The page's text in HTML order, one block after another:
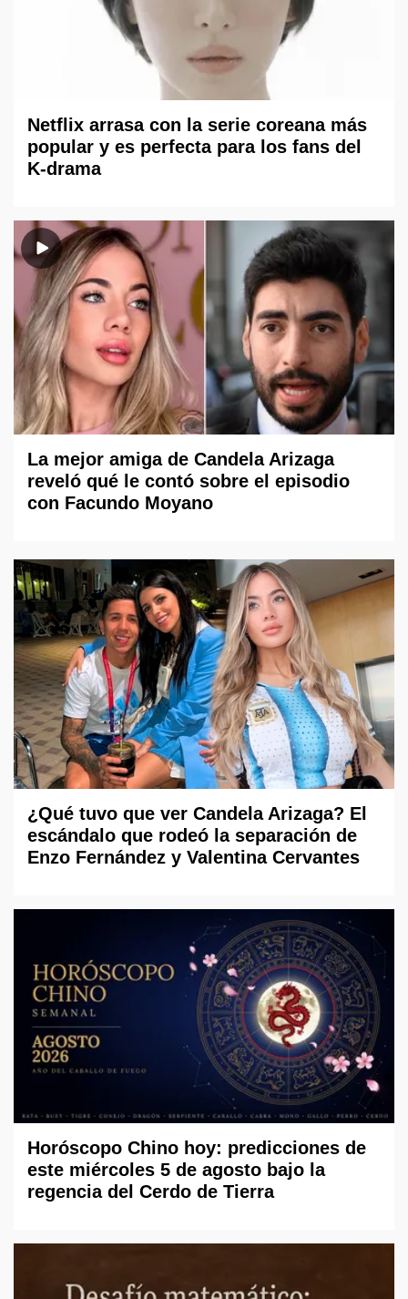
Netflix arrasa con la serie coreana más
popular y es perfecta para los fans del
K-drama
La mejor amiga de Candela Arizaga
reveló qué le contó sobre el episodio
con Facundo Moyano
¿Qué tuvo que ver Candela Arizaga? El
escándalo que rodeó la separación de
Enzo Fernández y Valentina Cervantes
Horóscopo Chino hoy: predicciones de
este miércoles 5 de agosto bajo la
regencia del Cerdo de Tierra